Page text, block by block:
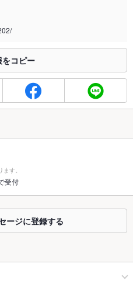
加熱式たばこOKです。屋外に喫煙ス
行されています。正しい情報はお店へお問い
まで)
ます
をコピー
す。
受付
ージに登録する